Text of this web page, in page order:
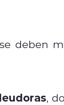
deben
,